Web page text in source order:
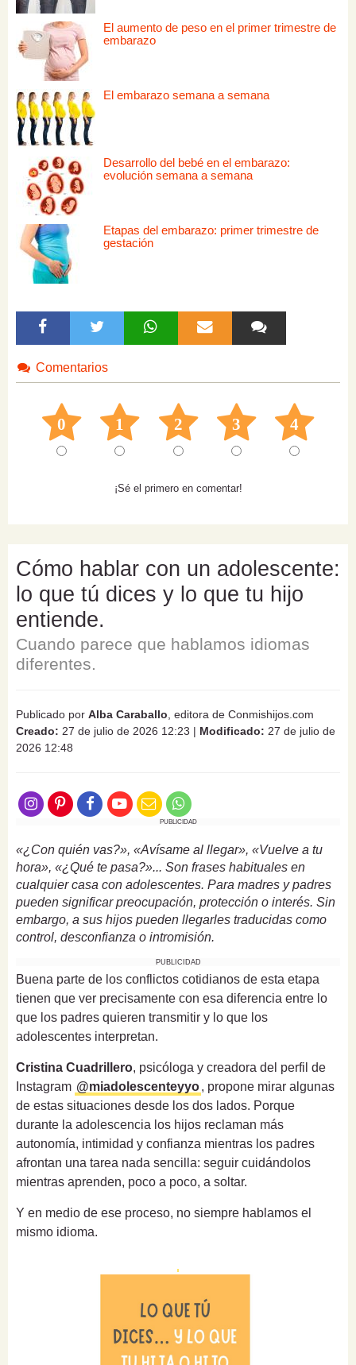
El aumento de peso en el primer trimestre de
embarazo
El embarazo semana a semana
Desarrollo del bebé en el embarazo:
evolución semana a semana
Etapas del embarazo: primer trimestre de
gestación
Comentarios
0 1 2 3 4
¡Sé el primero en comentar!
Cómo hablar con un adolescente:
lo que tú dices y lo que tu hijo
entiende.
Cuando parece que hablamos idiomas
diferentes.
Publicado por Alba Caraballo , editora de Conmishijos.com
Creado: 27 de julio de 2026 12:23 | Modificado: 27 de julio de
2026 12:48
PUBLICIDAD
«¿Con quién vas?», «Avísame al llegar», «Vuelve a tu
hora», «¿Qué te pasa?»... Son frases habituales en
cualquier casa con adolescentes. Para madres y padres
pueden significar preocupación, protección o interés. Sin
embargo, a sus hijos pueden llegarles traducidas como
control, desconfianza o intromisión.
PUBLICIDAD
Buena parte de los conflictos cotidianos de esta etapa
tienen que ver precisamente con esa diferencia entre lo
que los padres quieren transmitir y lo que los
adolescentes interpretan.
Cristina Cuadrillero, psicóloga y creadora del perfil de
Instagram @miadolescenteyyo, propone mirar algunas
de estas situaciones desde los dos lados. Porque
durante la adolescencia los hijos reclaman más
autonomía, intimidad y confianza mientras los padres
afrontan una tarea nada sencilla: seguir cuidándolos
mientras aprenden, poco a poco, a soltar.
Y en medio de ese proceso, no siempre hablamos el
mismo idioma.